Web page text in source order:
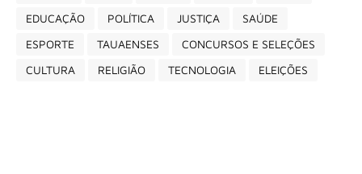
EDUCAÇÃO
POLÍTICA JUSTIÇA
SAÚDE
ESPORTE
TAUAENSES
CONCURSOS E SELEÇÕES
CULTURA
RELIGIÃO TECNOLOGIA ELEIÇÕES